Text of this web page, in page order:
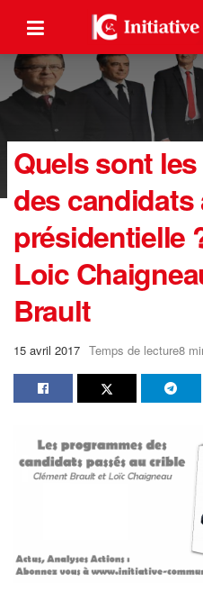
Quels sont
des candidats
présidentielle
Loic
Brault
15 avril 2017 Temps de lecture8